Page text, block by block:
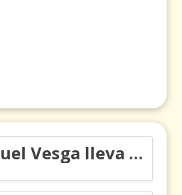
Carlos Manuel Vesga lleva el nombre de Colombia a los Emmy